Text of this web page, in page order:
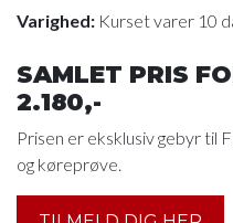
Varighed: Kurset varer 10
SAMLET PRIS
2.180,-
Prisen er eksklusiv gebyr
og køreprøve.